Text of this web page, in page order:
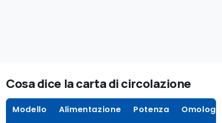
Cosa dice la carta di circolazione
Modello Alimentazione Potenza